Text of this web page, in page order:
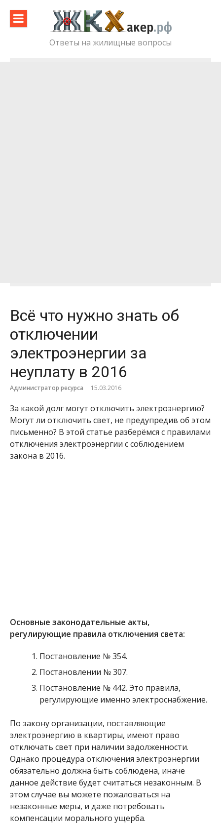
content
Ответы на жилищные вопросы
Всё что нужно знать об
отключении
электроэнергии за
неуплату в 2016
Администратор ресурса 15.03.2016
За какой долг могут отключить электроэнергию?
Могут ли отключить свет, не предупредив об этом
письменно? В этой статье разберёмся с правилами
отключения электроэнергии с соблюдением
закона в 2016.
Основные законодательные акты,
регулирующие правила отключения света:
Постановление № 354.
Постановлении № 307.
Постановление № 442. Это правила,
регулирующие именно электроснабжение.
По закону организации, поставляющие
электроэнергию в квартиры, имеют право
отключать свет при наличии задолженности.
Однако процедура отключения электроэнергии
обязательно должна быть соблюдена, иначе
данное действие будет считаться незаконным. В
этом случае вы можете пожаловаться на
незаконные меры, и даже потребовать
компенсации морального ущерба.